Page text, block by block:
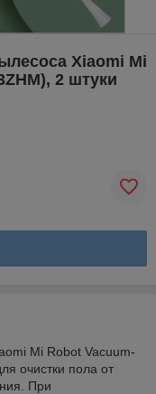
Xiaomi Mi
2 штуки
Mi Robot Vacuum-
очистки пола от
При